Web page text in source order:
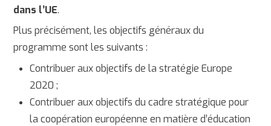
dans l’UE.
Plus précisément, les objectifs généraux du
programme sont les suivants :
Contribuer aux objectifs de la stratégie Europe
2020 ;
Contribuer aux objectifs du cadre stratégique pour
la coopération européenne en matière d’éducation